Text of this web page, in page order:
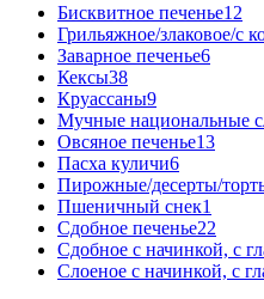
Бисквитное печенье12
Грильяжное/злаковое/с
Заварное печенье6
Кексы38
Круассаны9
Мучные национальные
Овсяное печенье13
Пасха куличи6
Пирожные/десерты/
Пшеничный снек1
Сдобное печенье22
Сдобное с начинкой, с
Слоеное с начинкой, с